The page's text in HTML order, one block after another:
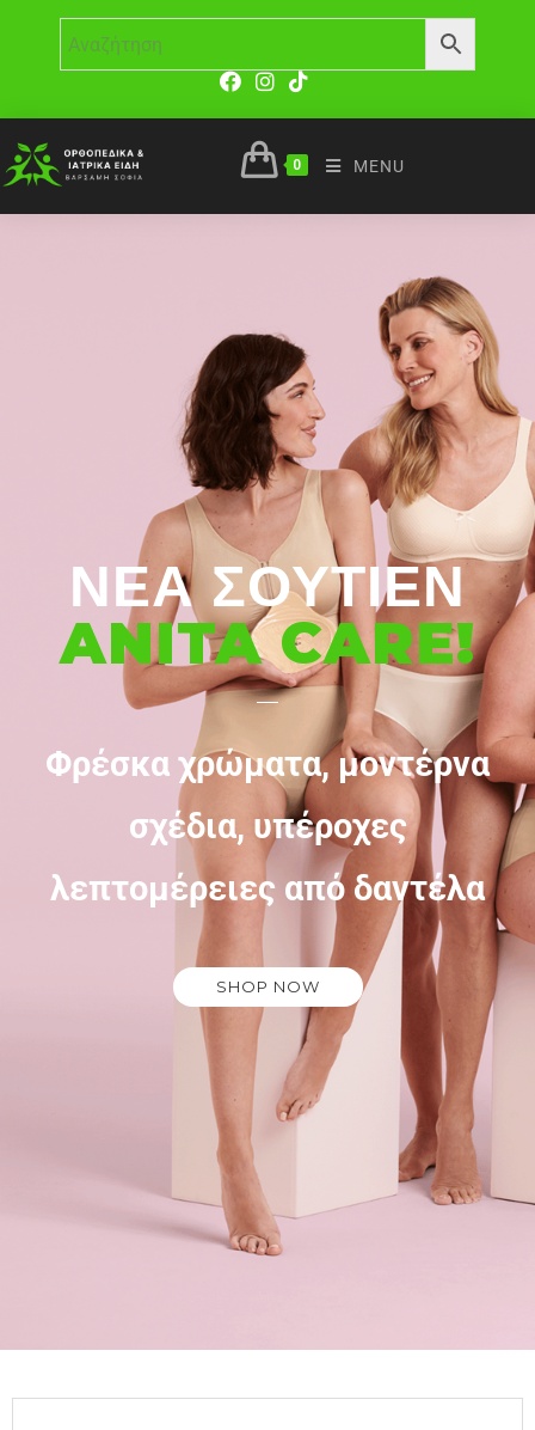
0 MENU
ΝΕΑ ΣΟΥΤΙΕΝ
ANITA CARE!
Φρέσκα χρώματα, μοντέρνα
σχέδια, υπέροχες
λεπτομέρειες από δαντέλα
SHOP NOW